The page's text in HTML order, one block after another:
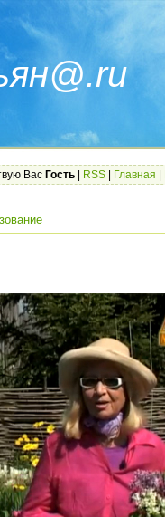
Вас Гость RSS Главная